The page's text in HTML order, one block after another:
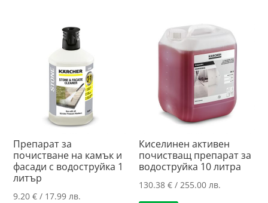
Препарат за
почистване на камък и
фасади с водоструйка 1
литър
9.20€ / 17.99 лв.
Киселинен активен
почистващ препарат за
водоструйка 10 литра
130.38€ / 255.00 лв.